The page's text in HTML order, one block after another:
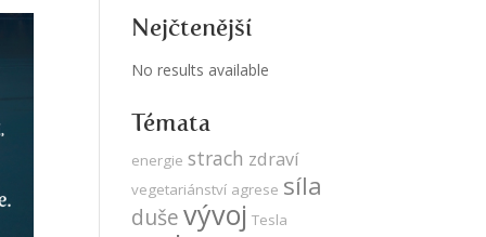
Nejčtenější
No results available
Témata
energie strach zdraví
vegetariánství agrese síla
duševývoj Tesla